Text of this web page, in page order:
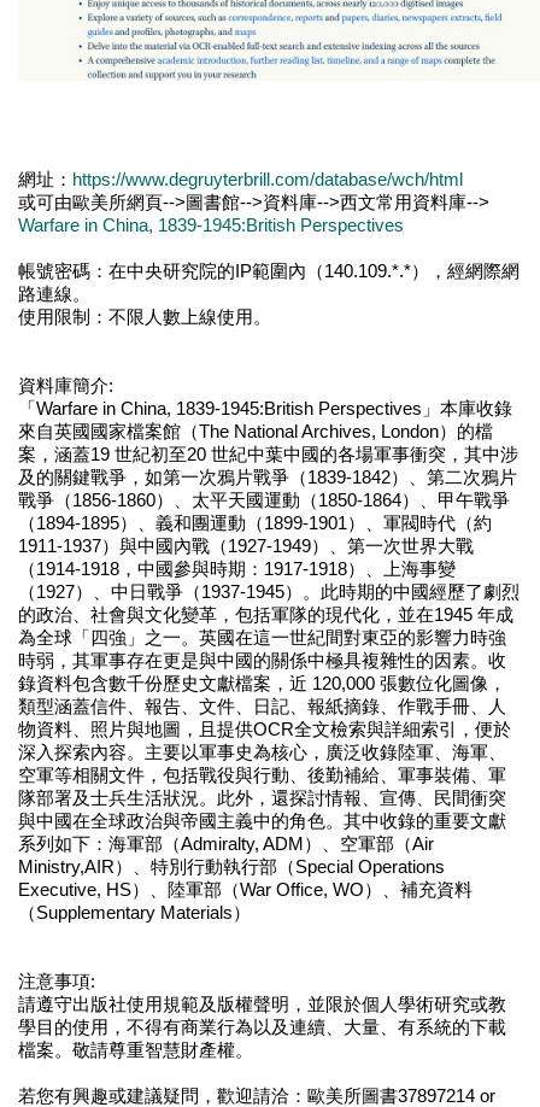
網址： https://www.degruyterbrill.com/database/wch/html
或可由歐美所網頁-->圖書館-->資料庫-->西文常用資料庫-->
Warfare in China, 1839-1945:British Perspectives
帳號密碼：在中央研究院的IP範圍內（140.109.*.*），經網際網
路連線。
使用限制：不限人數上線使用。
資料庫簡介:
「Warfare in China, 1839-1945:British Perspectives」本庫收錄
來自英國國家檔案館（The National Archives, London）的檔
案，涵蓋19 世紀初至20 世紀中葉中國的各場軍事衝突，其中涉
及的關鍵戰爭，如第一次鴉片戰爭（1839-1842）、第二次鴉片
戰爭（1856-1860）、太平天國運動（1850-1864）、甲午戰爭
（1894-1895）、義和團運動（1899-1901）、軍閥時代（約
1911-1937）與中國內戰（1927-1949）、第一次世界大戰
（1914-1918，中國參與時期：1917-1918）、上海事變
（1927）、中日戰爭（1937-1945）。此時期的中國經歷了劇烈
的政治、社會與文化變革，包括軍隊的現代化，並在1945 年成
為全球「四強」之一。英國在這一世紀間對東亞的影響力時強
時弱，其軍事存在更是與中國的關係中極具複雜性的因素。收
錄資料包含數千份歷史文獻檔案，近 120,000 張數位化圖像，
類型涵蓋信件、報告、文件、日記、報紙摘錄、作戰手冊、人
物資料、照片與地圖，且提供OCR全文檢索與詳細索引，便於
深入探索內容。主要以軍事史為核心，廣泛收錄陸軍、海軍、
空軍等相關文件，包括戰役與行動、後勤補給、軍事裝備、軍
隊部署及士兵生活狀況。此外，還探討情報、宣傳、民間衝突
與中國在全球政治與帝國主義中的角色。其中收錄的重要文獻
系列如下：海軍部（Admiralty, ADM）、空軍部（Air
Ministry,AIR）、特別行動執行部（Special Operations
Executive, HS）、陸軍部（War Office, WO）、補充資料
（Supplementary Materials）
注意事項:
請遵守出版社使用規範及版權聲明，並限於個人學術研究或教
學目的使用，不得有商業行為以及連續、大量、有系統的下載
檔案。敬請尊重智慧財產權。
若您有興趣或建議疑問，歡迎請洽：歐美所圖書37897214 or